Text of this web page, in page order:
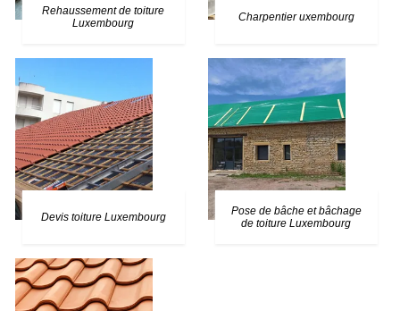
Rehaussement de toiture
Luxembourg
Charpentier uxembourg
Devis toiture Luxembourg
Pose de bâche et bâchage
de toiture Luxembourg